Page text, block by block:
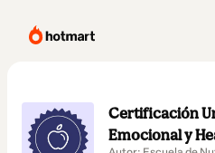
Certificación
Emocional y